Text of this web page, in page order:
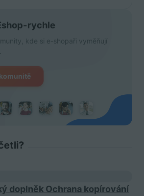
rychle
kde si e-shopaři vyměňují
doplněk Ochrana kopírování